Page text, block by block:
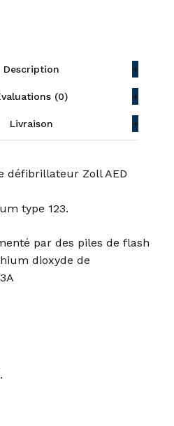
Description
(0)
Livraison
défibrillateur Zoll AED
type 123.
par des piles de flash
dioxyde de